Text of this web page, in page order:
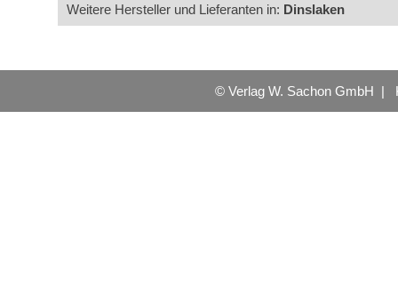
Weitere Hersteller und Lieferanten in: Dinslaken
© Verlag W. Sachon GmbH |